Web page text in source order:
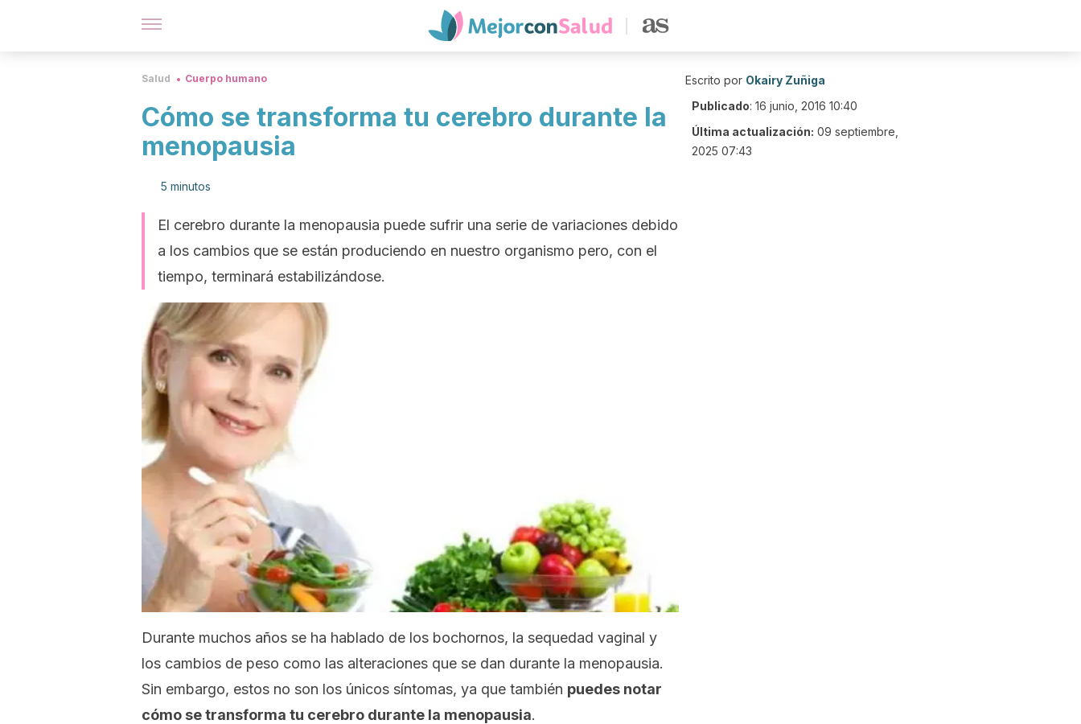
Salud Cuerpo humano
Cómo se transforma tu cerebro durante la
menopausia
5 minutos
El cerebro durante la menopausia puede sufrir una serie de variaciones debido
a los cambios que se están produciendo en nuestro organismo pero, con el
tiempo, terminará estabilizándose.
Durante muchos años se ha hablado de los bochornos, la sequedad vaginal y
los cambios de peso como las alteraciones que se dan durante la menopausia.
Sin embargo, estos no son los únicos síntomas, ya que también puedes notar
cómo se transforma tu cerebro durante la menopausia.
Escrito por Okairy Zuñiga
Publicado: 16 junio, 2016 10:40
Última actualización: 09 septiembre,
2025 07:43